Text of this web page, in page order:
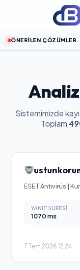
ÖNERILEN ÇÖZÜMLER
Turan SEO Pro:
Sistemimizde
Toplam
ESET Antivirüs |
YANIT SÜRESI
1070ms
7 Tem 2026 12:24